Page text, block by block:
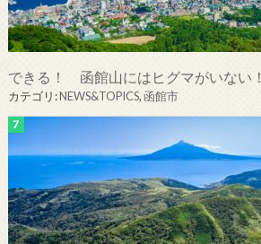
できる！ 函館山にはヒグマがいない！
カテゴリ:NEWS&TOPICS,函館市